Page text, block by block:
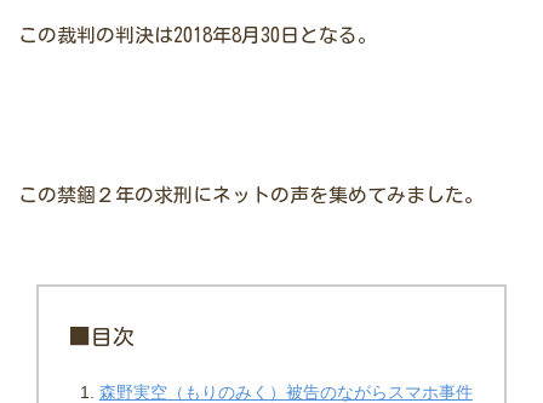
この裁判の判決は2018年8月30日となる。
この禁錮２年の求刑にネットの声を集めてみました。
■目次
森野実空（もりのみく）被告のながらスマホ事件